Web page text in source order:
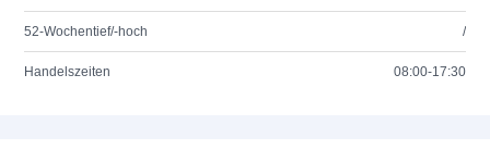
52-Wochentief/-hoch /
Handelszeiten 08:00-17:30